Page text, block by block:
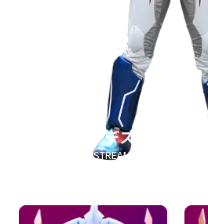
仮面ライダーデストリーム
KAMEN RIDER DESTREAM